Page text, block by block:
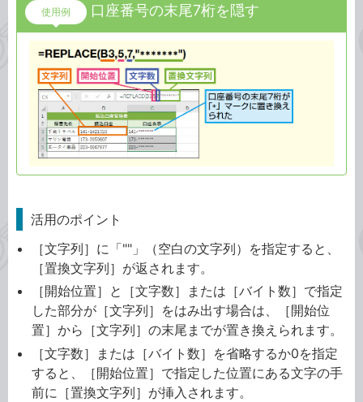
使用例 口座番号の末尾7桁を隠す
活用のポイント
［文字列］に「""」（空白の文字列）を指定すると、
［置換文字列］が返されます。
［開始位置］と［文字数］または［バイト数］で指定
した部分が［文字列］をはみ出す場合は、［開始位
置］から［文字列］の末尾までが置き換えられます。
［文字数］または［バイト数］を省略するか0を指定
すると、［開始位置］で指定した位置にある文字の手
前に［置換文字列］が挿入されます。